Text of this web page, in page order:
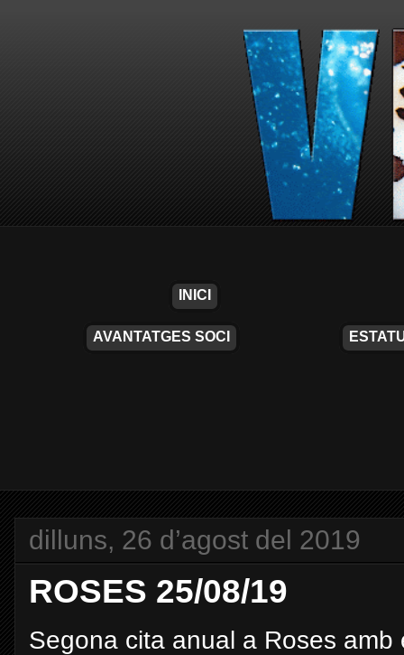
INICI
AVANTATGES SOCI
dilluns, 26 d’agost del 2019
ROSES 25/08/19
Segona cita anual a Roses